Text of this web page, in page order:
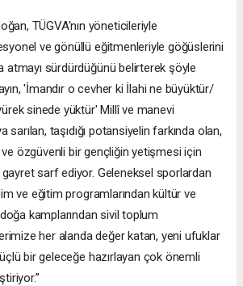
TÜGVA'nın yöneticileriyle
ve gönüllü eğitmenleriyle göğüslerini
atmayı sürdürdüğünü belirterek şöyle
'İmandır o cevher ki İlahi ne büyüktür/
sinede yüktür' Millî ve manevi
sarılan, taşıdığı potansiyelin farkında olan,
özgüvenli bir gençliğin yetişmesi için
sarf ediyor. Geleneksel sporlardan
ve eğitim programlarından kültür ve
kamplarından sivil toplum
her alanda değer katan, yeni ufuklar
bir geleceğe hazırlayan çok önemli